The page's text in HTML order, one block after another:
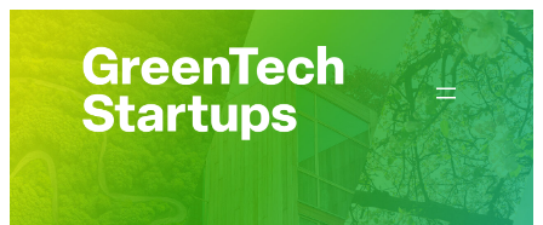
springen